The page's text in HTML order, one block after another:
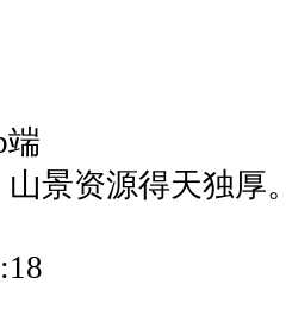
端
山景资源得天独